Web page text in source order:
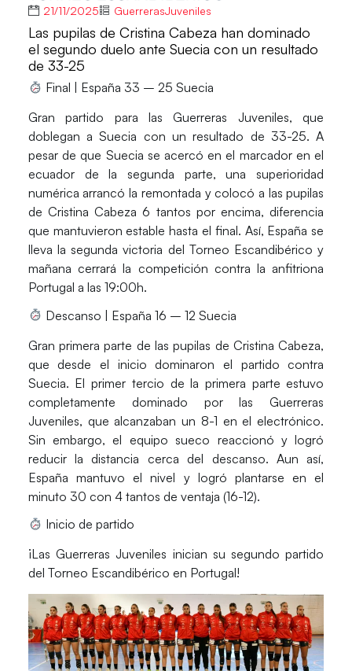
21/11/2025 GuerrerasJuveniles
Las pupilas de Cristina Cabeza han dominado
el segundo duelo ante Suecia con un resultado
de 33-25
Final | España 33 – 25 Suecia
Gran partido para lasGuerreras Juveniles, que
doblegan a Suecia con un resultado de 33-25. A
pesar de que Suecia se acercó en el marcador en el
ecuador de la segunda parte, una superioridad
numérica arrancó la remontada y colocó a las pupilas
de Cristina Cabeza 6 tantos por encima, diferencia
que mantuvieron estable hasta el final. Así, España se
lleva la segunda victoria del Torneo Escandibérico y
mañana cerrará la competición contra la anfitriona
Portugal a las 19:00h.
Descanso | España 16 – 12 Suecia
Gran primera parte de las pupilas de Cristina Cabeza,
que desde el inicio dominaron el partido contra
Suecia. El primer tercio de la primera parte estuvo
completamente dominado por las Guerreras
Juveniles, que alcanzaban un 8-1 en el electrónico.
Sin embargo, el equipo sueco reaccionó y logró
reducir la distancia cerca del descanso. Aun así,
España mantuvo el nivel y logró plantarse en el
minuto 30 con 4 tantos de ventaja (16-12).
Inicio de partido
¡LasGuerreras Juveniles inician su segundo partido
del Torneo Escandibérico en Portugal!